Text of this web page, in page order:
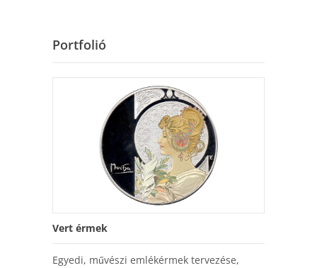
Portfolió
Vert érmek
Egyedi, művészi emlékérmek tervezése,